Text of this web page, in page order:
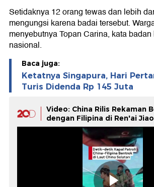
Setidaknya 12 orang tewas dan lebih
mengungsi karena badai tersebut.
menyebutnya Topan Carina, kata
nasional.
Baca juga:
Ketatnya Singapura, Hari
Turis Didenda Rp 145 Juta
Video: China Rilis Rekaman
dengan Filipina di Ren'ai Jiao